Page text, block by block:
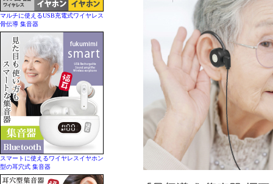
マルチに使えるUSB充電式ワイヤレス
骨伝導 集音器
スマートに使えるワイヤレスイヤホン
型の耳穴式 集音器